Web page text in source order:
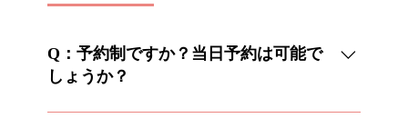
Q：予約制ですか？当日予約は可能で
しょうか？
A：当院は予約優先です。当日の診察もできる